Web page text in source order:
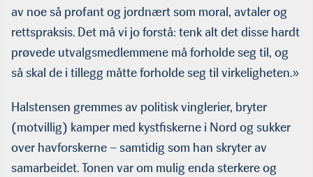
av noe så profant og jordnært som moral, avtaler og
rettspraksis. Det må vi jo forstå: tenk alt det disse hardt
prøvede utvalgsmedlemmene må forholde seg til, og
så skal de i tillegg måtte forholde seg til virkeligheten.»
Halstensen gremmes av politisk vinglerier, bryter
(motvillig) kamper med kystfiskerne i Nord og sukker
over havforskerne – samtidig som han skryter av
samarbeidet. Tonen var om mulig enda sterkere og